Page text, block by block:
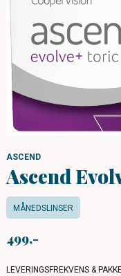
ASCEND
Ascend
MÅNEDSLINSER
499
LEVERINGSFREKVENS &